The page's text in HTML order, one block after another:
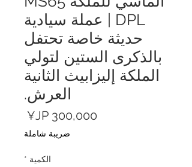
DPL | عملة سيادية
حديثة خاصة تحتفل
بالذكرى الستين لتولي
الملكة إليزابيث الثانية
العرش.
ضريبة شاملة
الكمية *